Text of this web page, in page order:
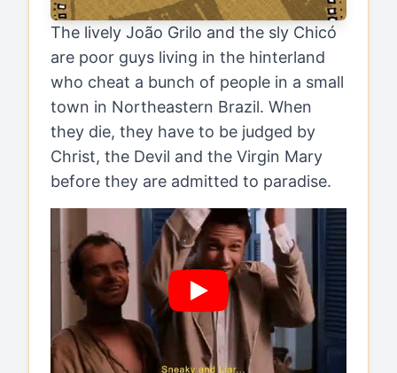
The lively João Grilo and the sly Chicó
are poor guys living in the hinterland
who cheat a bunch of people in a small
town in Northeastern Brazil. When
they die, they have to be judged by
Christ, the Devil and the Virgin Mary
before they are admitted to paradise.